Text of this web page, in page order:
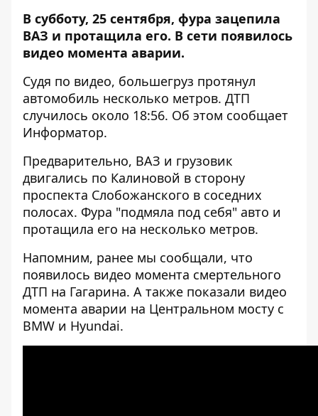
В субботу, 25 сентября, фура зацепила
ВАЗ и протащила его. В сети появилось
видео момента аварии.
Судя по видео, большегруз протянул
автомобиль несколько метров. ДТП
случилось около 18:56. Об этом сообщает
Информатор.
Предварительно, ВАЗ и грузовик
двигались по Калиновой в сторону
проспекта Слобожанского в соседних
полосах. Фура "подмяла под себя" авто и
протащила его на несколько метров.
Напомним, ранее мы сообщали, что
появилось видео момента смертельного
ДТП на Гагарина. А также показали видео
момента аварии на Центральном мосту с
BMW и Hyundai.